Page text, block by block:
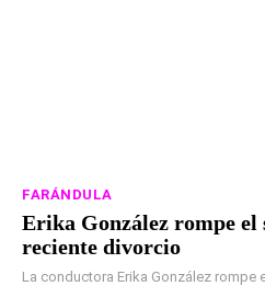
FARÁNDULA
Erika González rompe el
reciente divorcio
La conductora Erika González rompe